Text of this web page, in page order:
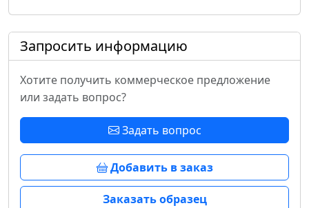
Запросить информацию
Хотите получить коммерческое предложение
или задать вопрос?
Задать вопрос
Добавить в заказ
Заказать образец